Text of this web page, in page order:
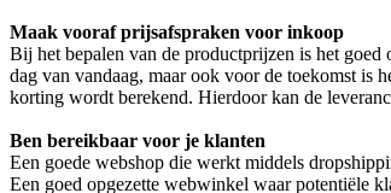
Maak vooraf prijsafspraken voor inkoop
Bij het bepalen van de productprijzen is het
dag van vandaag, maar ook voor de toekomst is
korting wordt berekend. Hierdoor kan de
Ben bereikbaar voor je klanten
Een goede webshop die werkt middels
Een goed opgezette webwinkel waar potentiële